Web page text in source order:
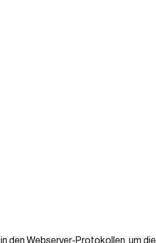
den Webserver-Protokollen, um die